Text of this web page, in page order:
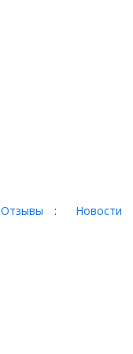
Отзывы : Новости